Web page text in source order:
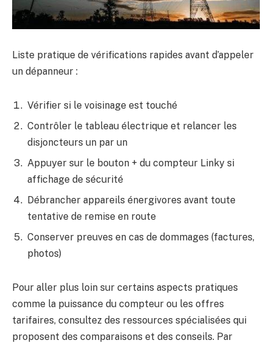
Liste pratique de vérifications rapides avant d’appeler
un dépanneur :
Vérifier si le voisinage est touché
Contrôler le tableau électrique et relancer les
disjoncteurs un par un
Appuyer sur le bouton + du compteur Linky si
affichage de sécurité
Débrancher appareils énergivores avant toute
tentative de remise en route
Conserver preuves en cas de dommages (factures,
photos)
Pour aller plus loin sur certains aspects pratiques
comme la puissance du compteur ou les offres
tarifaires, consultez des ressources spécialisées qui
proposent des comparaisons et des conseils. Par